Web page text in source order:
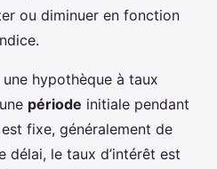
ou diminuer en fonction
hypothèque à taux
période initiale pendant
fixe, généralement de
délai, le taux d’intérêt est